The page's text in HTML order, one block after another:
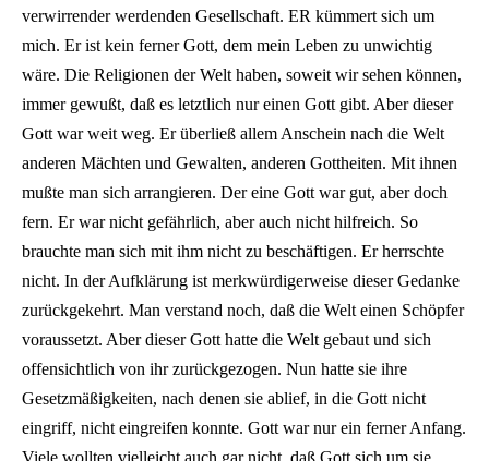
verwirrender werdenden Gesellschaft. ER kümmert sich um
mich. Er ist kein ferner Gott, dem mein Leben zu unwichtig
wäre. Die Religionen der Welt haben, soweit wir sehen können,
immer gewußt, daß es letztlich nur einen Gott gibt. Aber dieser
Gott war weit weg. Er überließ allem Anschein nach die Welt
anderen Mächten und Gewalten, anderen Gottheiten. Mit ihnen
mußte man sich arrangieren. Der eine Gott war gut, aber doch
fern. Er war nicht gefährlich, aber auch nicht hilfreich. So
brauchte man sich mit ihm nicht zu beschäftigen. Er herrschte
nicht. In der Aufklärung ist merkwürdigerweise dieser Gedanke
zurückgekehrt. Man verstand noch, daß die Welt einen Schöpfer
voraussetzt. Aber dieser Gott hatte die Welt gebaut und sich
offensichtlich von ihr zurückgezogen. Nun hatte sie ihre
Gesetzmäßigkeiten, nach denen sie ablief, in die Gott nicht
eingriff, nicht eingreifen konnte. Gott war nur ein ferner Anfang.
Viele wollten vielleicht auch gar nicht, daß Gott sich um sie